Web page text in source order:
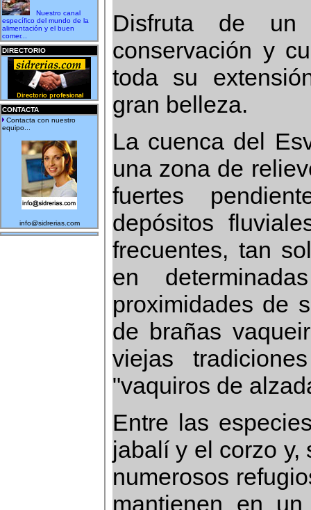
Nuestro canal
específico del mundo de la
alimentación y el buen
comer...
DIRECTORIO
CONTACTA
Contacta con nuestro
equipo...
info@sidrerias.com
Disfruta de
conservación y
toda su
gran belleza.
La cuenca del
una zona de
fuertes
depósitos
frecuentes, tan
en
proximidades de
de brañas
viejas
"vaquiros de
Entre las
jabalí y el corzo y,
numerosos
mantienen en